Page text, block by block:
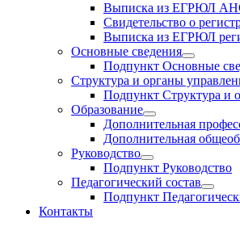
Выписка из ЕГРЮЛ АНО
Свидетельство о
Выписка из ЕГРЮЛ
Основные сведения
Подпункт Основные
Структура и органы
Подпункт Структура и
Образование
Дополнительная
Дополнительная
Руководство
Подпункт Руководство
Педагогический состав
Подпункт
Контакты